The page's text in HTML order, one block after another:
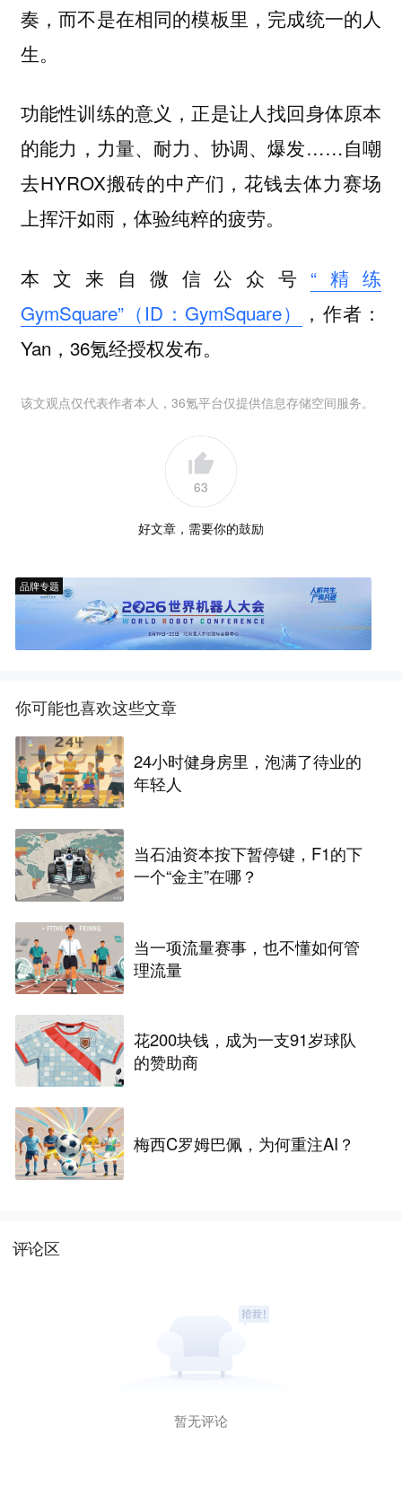
奏，而不是在相同的模板里，完成统一的人
生。
功能性训练的意义，正是让人找回身体原本
的能力，力量、耐力、协调、爆发……自嘲
去HYROX搬砖的中产们，花钱去体力赛场
上挥汗如雨，体验纯粹的疲劳。
本文来自微信公众号 “精练
GymSquare”（ID：GymSquare）
，作者：
Yan，36氪经授权发布。
该文观点仅代表作者本人，36氪平台仅提供信息存储空间服务。
63
好文章，需要你的鼓励
品牌专题
你可能也喜欢这些文章
24小时健身房里，泡满了待业的
年轻人
当石油资本按下暂停键，F1的下
一个“金主”在哪？
当一项流量赛事，也不懂如何管
理流量
花200块钱，成为一支91岁球队
的赞助商
梅西C罗姆巴佩，为何重注AI？
评论区
暂无评论